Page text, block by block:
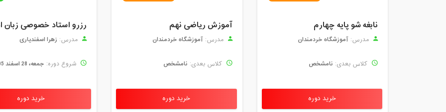
چهارشنبه، 4 فروردین 1400 / ساعت: 13:00 - 15:00
شنبه، 7 فروردین 1400 / ساعت: 13:00 - 14:45
یکشنبه، 8 فروردین 1400 / ساعت: 13:00 - 14:30
نابغه شو پایه چهارم
مدرس: آموزشگاه خردمندان
کلاس بعدی: نامشخص
خرید دوره
آموزش ریاضی نهم
مدرس: آموزشگاه خردمندان
کلاس بعدی: نامشخص
خرید دوره
مدرس: زهرا اسفندیاری
شروع دوره: جمعه، 28 اسفند 1405
خرید دوره